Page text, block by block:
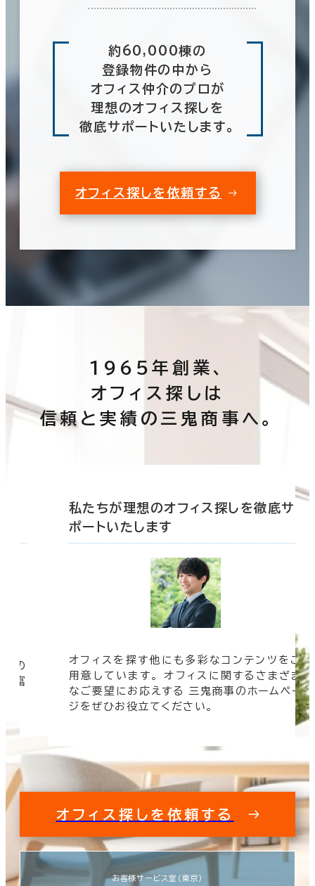
約60,000棟の
登録物件の中から
オフィス仲介のプロが
理想のオフィス探しを
徹底サポートいたします。
オフィス探しを依頼する
1965年創業、
オフィス探しは
信頼と実績の三鬼商事へ。
私たちが理想のオフィス探しを徹底サ
ポートいたします
オフィスを探す他にも多彩なコンテンツをご
用意しています。 オフィスに関するさまざま
なご要望にお応えする 三鬼商事のホームペー
ジをぜひお役立てください。
オフィス探しを依頼する
お客様サービス室（東京）